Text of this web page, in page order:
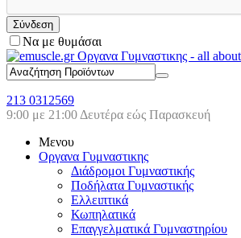
Σύνδεση
Να με θυμάσαι
213 0312569
9:00 με 21:00 Δευτέρα εώς Παρασκευή
Μενου
Οργανα Γυμναστικης
Διάδρομοι Γυμναστικής
Ποδήλατα Γυμναστικής
Ελλειπτικά
Κωπηλατικά
Επαγγελματικά Γυμναστηρίου